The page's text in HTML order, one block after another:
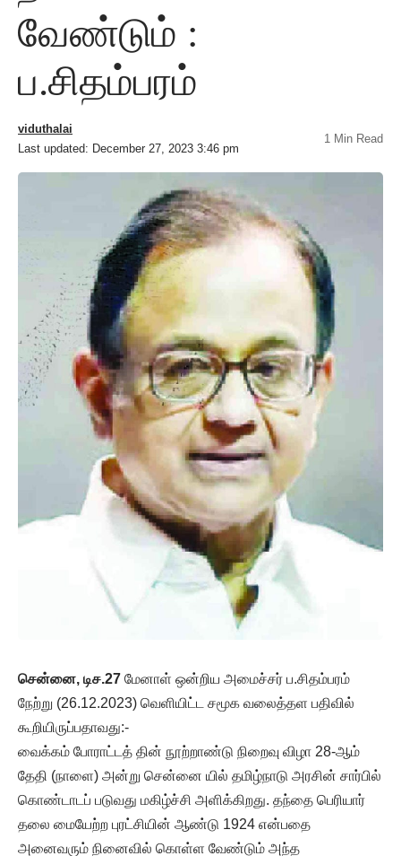
வேண்டும் :
ப.சிதம்பரம்
Last updated: December 27, 2023 3:46 pm
viduthalai
1 Min Read
சென்னை, டிச.27 மேனாள் ஒன்றிய அமைச்சர் ப.சிதம்பரம்
நேற்று (26.12.2023) வெளியிட்ட சமூக வலைத்தள பதிவில்
கூறியிருப்பதாவது:-
வைக்கம் போராட்டத் தின் நூற்றாண்டு நிறைவு விழா 28-ஆம்
தேதி (நாளை) அன்று சென்னை யில் தமிழ்நாடு அரசின் சார்பில்
கொண்டாடப் படுவது மகிழ்ச்சி அளிக்கிறது. தந்தை பெரியார்
தலை மையேற்ற புரட்சியின் ஆண்டு 1924 என்பதை
அனைவரும் நினைவில் கொள்ள வேண்டும் அந்த